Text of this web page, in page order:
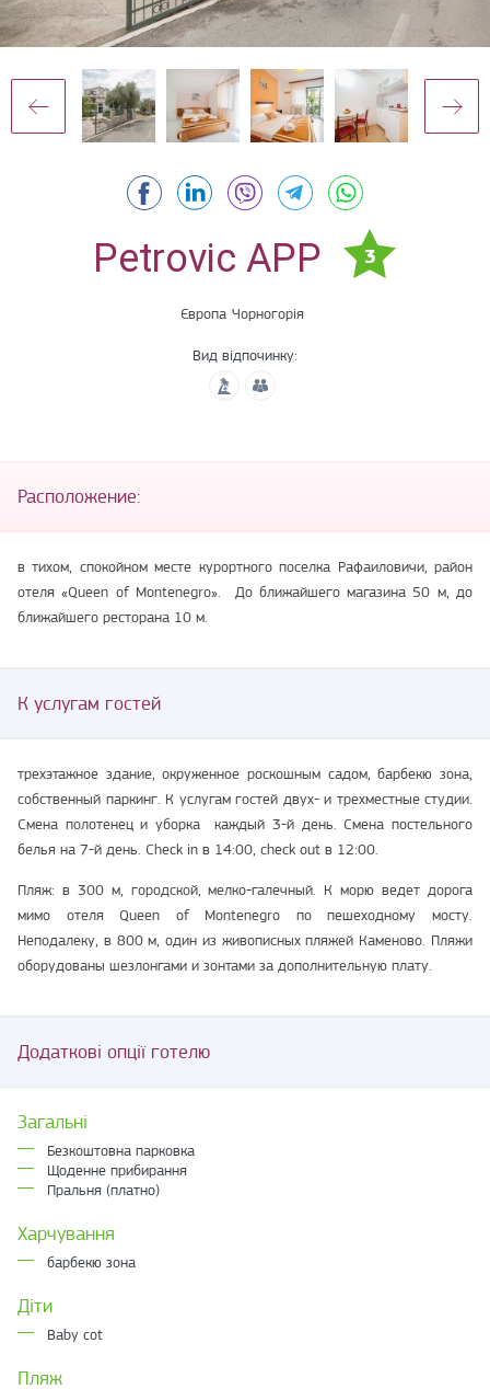
Petrovic APP 3
Європа Чорногорія
Вид відпочинку:
Расположение:
в тихом, спокойном месте курортного поселка Рафаиловичи, район
отеля «Queen of Montenegro». До ближайшего магазина 50 м, до
ближайшего ресторана 10 м.
К услугам гостей
трехэтажное здание, окруженное роскошным садом, барбекю зона,
собственный паркинг. К услугам гостей двух- и трехместные студии.
Смена полотенец и уборка каждый 3-й день. Смена постельного
белья на 7-й день. Check in в 14:00, check out в 12:00.
Пляж: в 300 м, городской, мелко-галечный. К морю ведет дорога
мимо отеля Queen of Montenegro по пешеходному мосту.
Неподалеку, в 800 м, один из живописных пляжей Каменово. Пляжи
оборудованы шезлонгами и зонтами за дополнительную плату.
Додаткові опції готелю
Загальні
Безкоштовна парковка
Щоденне прибирання
Пральня (платно)
Харчування
барбекю зона
Діти
Baby cot
Пляж